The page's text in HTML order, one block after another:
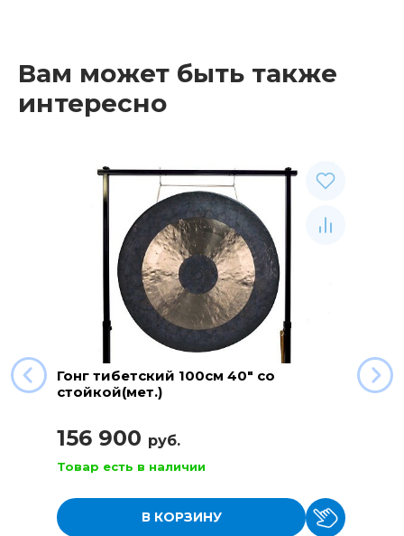
Вам может быть также
интересно
Гонг тибетский 100см 40" со
стойкой(мет.)
156 900 руб.
Товар есть в наличии
В КОРЗИНУ